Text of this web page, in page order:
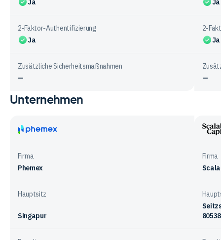
Ja
Ja
2-Faktor-Authentifizierung
Ja
2-
Ja
Zusätzliche Sicherheitsmaßnahmen
—
—
Vergleichstabelle
bei
Anbietern
Unternehmen
Firma
Phemex
Firma
Hauptsitz
Singapur